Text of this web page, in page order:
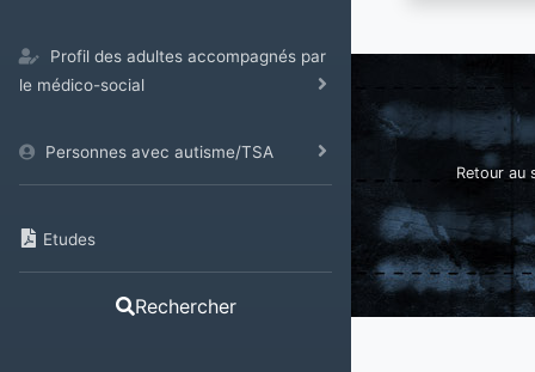
Profil des adultes accompagnés par
le médico-social
Personnes avec autisme/TSA
Etudes
Rechercher
Retour au